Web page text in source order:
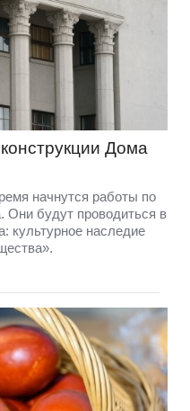
Дома
начнутся работы по
Они будут проводиться в
культурное наследие